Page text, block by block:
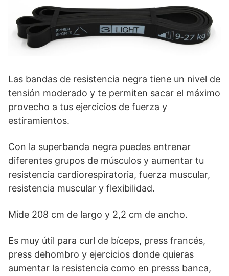
Las bandas de resistencia negra tiene un nivel de
tensión moderado y te permiten sacar el máximo
provecho a tus ejercicios de fuerza y
estiramientos.
Con la superbanda negra puedes entrenar
diferentes grupos de músculos y aumentar tu
resistencia cardiorespiratoria, fuerza muscular,
resistencia muscular y flexibilidad.
Mide 208 cm de largo y 2,2 cm de ancho.
Es muy útil para curl de bíceps, press francés,
press dehombro y ejercicios donde quieras
aumentar la resistencia como en presss banca,